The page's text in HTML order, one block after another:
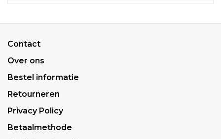
Contact
Over ons
Bestel informatie
Retourneren
Privacy Policy
Betaalmethode